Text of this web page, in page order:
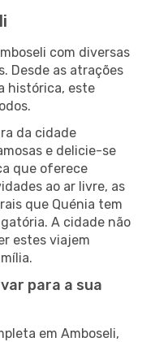
com diversas
Desde as atrações
histórica, este
da cidade
e delicie-se
que oferece
ao ar livre, as
que Quénia tem
A cidade não
estes viajem
para a sua
em Amboseli,